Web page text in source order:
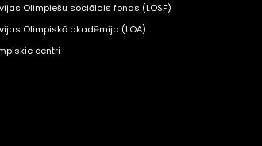
Olimpiešu sociālais fonds (LOSF)
Olimpiskā akadēmija (LOA)
centri